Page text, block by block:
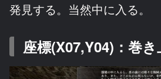
発見する。当然中に入る。
座標(X07,Y04)：巻